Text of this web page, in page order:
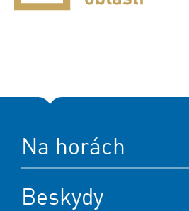
Na horách
Beskydy